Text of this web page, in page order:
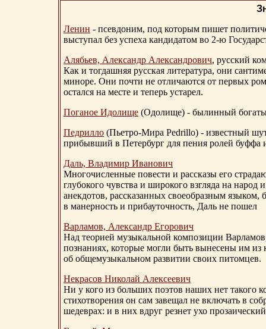
Ленин - псевдоним, под которым пишет
выступал без успеха кандидатом во 2-ю
Алябьев, Александр Александрович, русский
Как и тогдашняя русская литература, они
миноре. Они почти не отличаются от первых
остался на месте и теперь устарел.
Поганое Идолище (Одолище) - былинный
Педрилло (Пьетро-Мира Pedrillo) - известный
прибывший в Петербург для пения ролей буффа
Даль, Владимир Иванович
Многочисленные повести и рассказы его
глубокого чувства и широкого взгляда на
анекдотов, рассказанных своеобразным
в манерность и прибауточность, Даль не пошел
Варламов, Александр Егорович
Над теорией музыкальной композиции
познаниях, которые могли быть вынесены им из
об общемузыкальном развитии своих питомцев.
Некрасов Николай Алексеевич
Ни у кого из больших поэтов наших нет такого
стихотворения он сам завещал не включать в
шедеврах: и в них вдруг резнет ухо